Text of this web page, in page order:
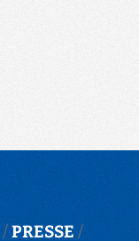
/PRESSE /